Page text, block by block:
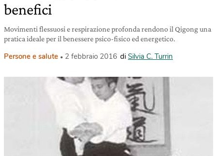
benefici
Movimenti flessuosi e respirazione profonda rendono il Qigong una
pratica ideale per il benessere psico-fisico ed energetico.
Persone e salute 2 febbraio 2016 di Silvia C. Turrin